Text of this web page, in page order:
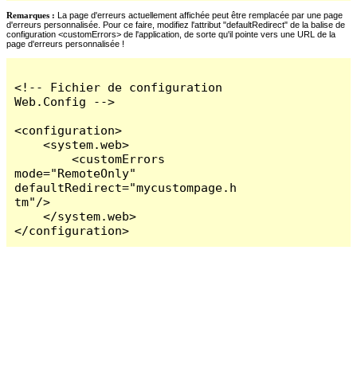
Remarques : La page d'erreurs actuellement affichée peut être remplacée par une page
d'erreurs personnalisée. Pour ce faire, modifiez l'attribut "defaultRedirect" de la balise de
configuration <customErrors> de l'application, de sorte qu'il pointe vers une URL de la
page d'erreurs personnalisée !
<!-- Fichier de configuration
Web.Config -->
<configuration>
    <system.web>
        <customErrors
mode="RemoteOnly"
defaultRedirect="mycustompage.h
tm"/>
    </system.web>
</configuration>